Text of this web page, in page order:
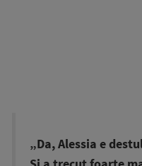
„Da, Alessia e